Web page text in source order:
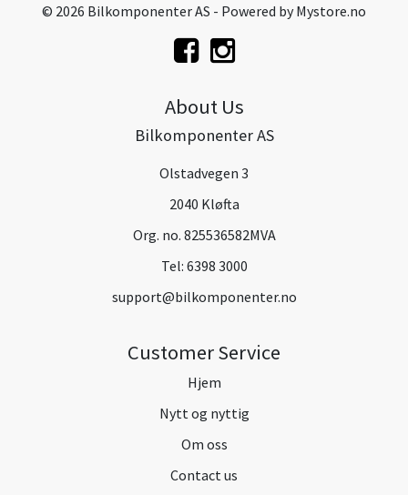
© 2026 Bilkomponenter AS - Powered byMystore.no
About Us
Bilkomponenter AS
Olstadvegen 3
2040 Kløfta
Org. no. 825536582MVA
Tel: 6398 3000
support@bilkomponenter.no
Customer Service
Hjem
Nytt og nyttig
Om oss
Contact us